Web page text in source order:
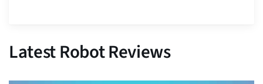
Latest Robot Reviews